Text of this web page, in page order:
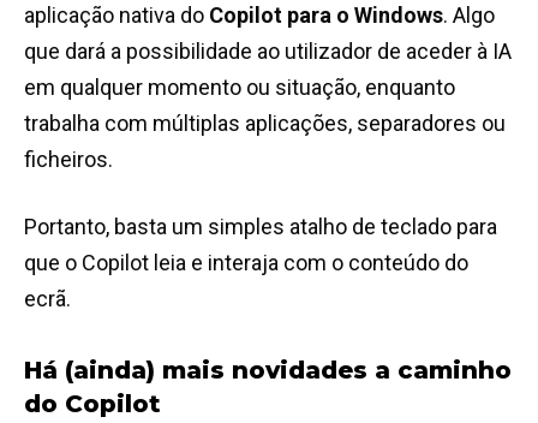
aplicação nativa do Copilot para o Windows. Algo
que dará a possibilidade ao utilizador de aceder à IA
em qualquer momento ou situação, enquanto
trabalha com múltiplas aplicações, separadores ou
ficheiros.
Portanto, basta um simples atalho de teclado para
que o Copilot leia e interaja com o conteúdo do
ecrã.
Há (ainda) mais novidades a caminho
do Copilot